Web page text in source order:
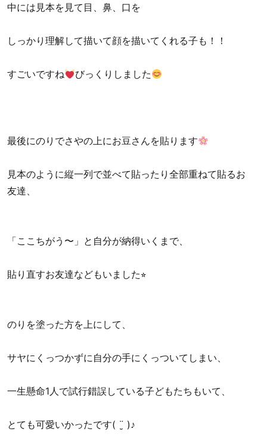
中には見本を見て目、鼻、口を
しっかり理解して描いて顔を描いてくれる子も！！
すごいですね びっくりしました
最後にのりでさやの上にお豆さんを貼ります
見本のように縦一列で並べて貼ったり全部重ねて貼るお
友達、
「ここちがう〜」と自分が納得いくまで、
貼り直すお友達などもいました⭐︎
のりを塗った方を上にして、
サヤにくっつかずに自分の手にくっついてしまい、
一生懸命1人で試行錯誤している子どもたちもいて、
とても可愛いかったです( ¨̮ )♪